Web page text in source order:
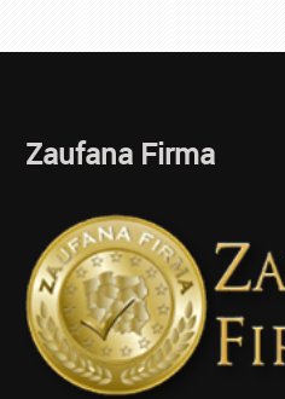
Zaufana Firma